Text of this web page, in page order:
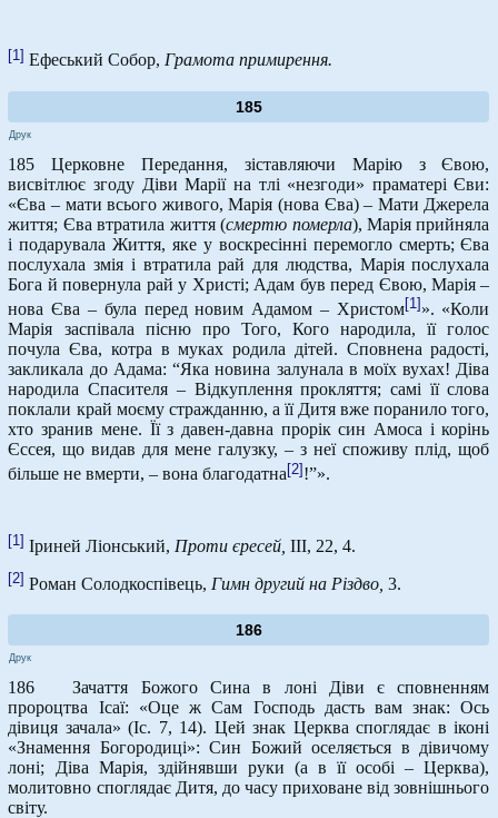
[1] Ефеський Собор,Грамота примирення.
185
Друк
185 Церковне Передання, зіставляючи Марію з Євою,
висвітлює згоду Діви Марії на тлі «незгоди» праматері Єви:
«Єва – мати всього живого, Марія (нова Єва) – Мати Джерела
життя; Єва втратила життя (смертю померла), Марія прийняла
і подарувала Життя, яке у воскресінні перемогло смерть; Єва
послухала змія і втратила рай для людства, Марія послухала
Бога й повернула рай у Христі; Адам був перед Євою, Марія –
нова Єва – була перед новим Адамом – Христом[1] ». «Коли
Марія заспівала пісню про Того, Кого народила, її голос
почула Єва, котра в муках родила дітей. Сповнена радості,
закликала до Адама: “Яка новина залунала в моїх вухах! Діва
народила Спасителя – Відкуплення прокляття; самі її слова
поклали край моєму стражданню, а її Дитя вже поранило того,
хто зранив мене. Її з давен-давна прорік син Амоса і корінь
Єссея, що видав для мене галузку, – з неї споживу плід, щоб
більше не вмерти, – вона благодатна[2]!”».
[1] Іриней Ліонський, Проти єресей, ІІІ, 22, 4.
[2] Роман Солодкоспівець, Гимн другий на Різдво,3.
186
Друк
186 Зачаття Божого Сина в лоні Діви є сповненням
пророцтва Ісаї: «Оце ж Сам Господь дасть вам знак: Ось
дівиця зачала» (Іс. 7, 14). Цей знак Церква споглядає в іконі
«Знамення Богородиці»: Син Божий оселяється в дівичому
лоні; Діва Марія, здійнявши руки (а в її особі – Церква),
молитовно споглядає Дитя, до часу приховане від зовнішнього
світу.